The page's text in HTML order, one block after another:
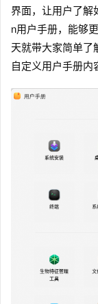
界面，让用户了解
n用户手册，能够
天就带大家简单了
自定义用户手册内